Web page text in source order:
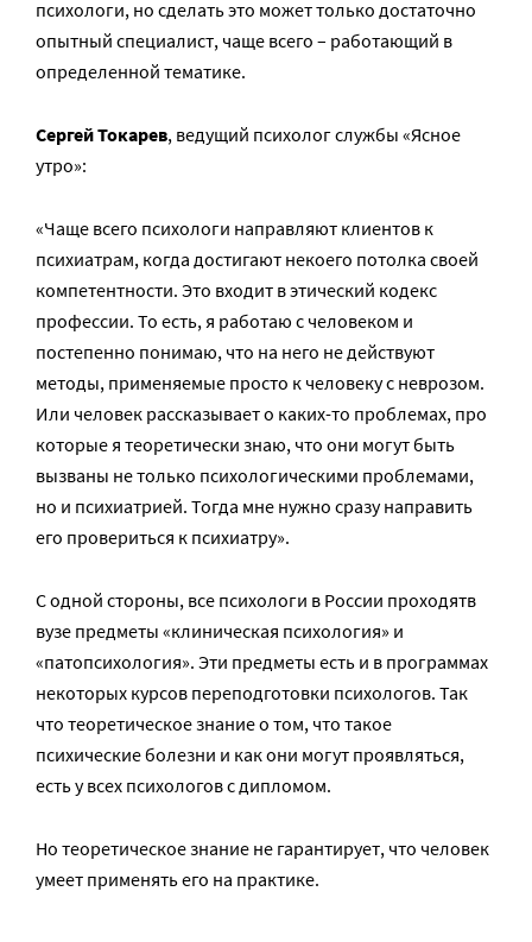
психологи, но сделать это может только достаточно
опытный специалист, чаще всего – работающий в
определенной тематике.
Сергей Токарев, ведущий психолог службы «Ясное
утро»:
«Чаще всего психологи направляют клиентов к
психиатрам, когда достигают некоего потолка своей
компетентности. Это входит в этический кодекс
профессии. То есть, я работаю с человеком и
постепенно понимаю, что на него не действуют
методы, применяемые просто к человеку с неврозом.
Или человек рассказывает о каких-то проблемах, про
которые я теоретически знаю, что они могут быть
вызваны не только психологическими проблемами,
но и психиатрией. Тогда мне нужно сразу направить
его провериться к психиатру».
С одной стороны, все психологи в России проходятв
вузе предметы «клиническая психология» и
«патопсихология». Эти предметы есть и в программах
некоторых курсов переподготовки психологов. Так
что теоретическое знание о том, что такое
психические болезни и как они могут проявляться,
есть у всех психологов с дипломом.
Но теоретическое знание не гарантирует, что человек
умеет применять его на практике.